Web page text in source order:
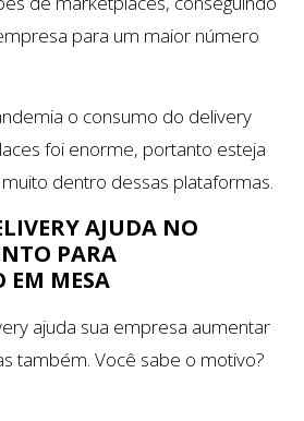
para um maior número
o consumo do delivery
foi enorme, portanto esteja
dentro dessas plataformas.
AJUDA NO
PARA
EM MESA
ajuda sua empresa aumentar
também. Você sabe o motivo?